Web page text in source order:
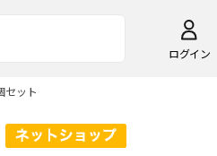
ログイン
セット